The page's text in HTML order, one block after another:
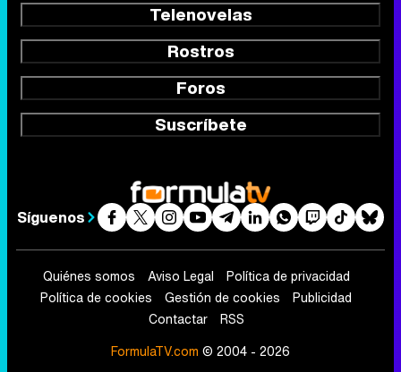
Telenovelas
Rostros
Foros
Suscríbete
Síguenos
Quiénes somos Aviso Legal
Política de privacidad
Política de cookies
Gestión de cookies
Publicidad
Contactar
RSS
FormulaTV.com © 2004 - 2026